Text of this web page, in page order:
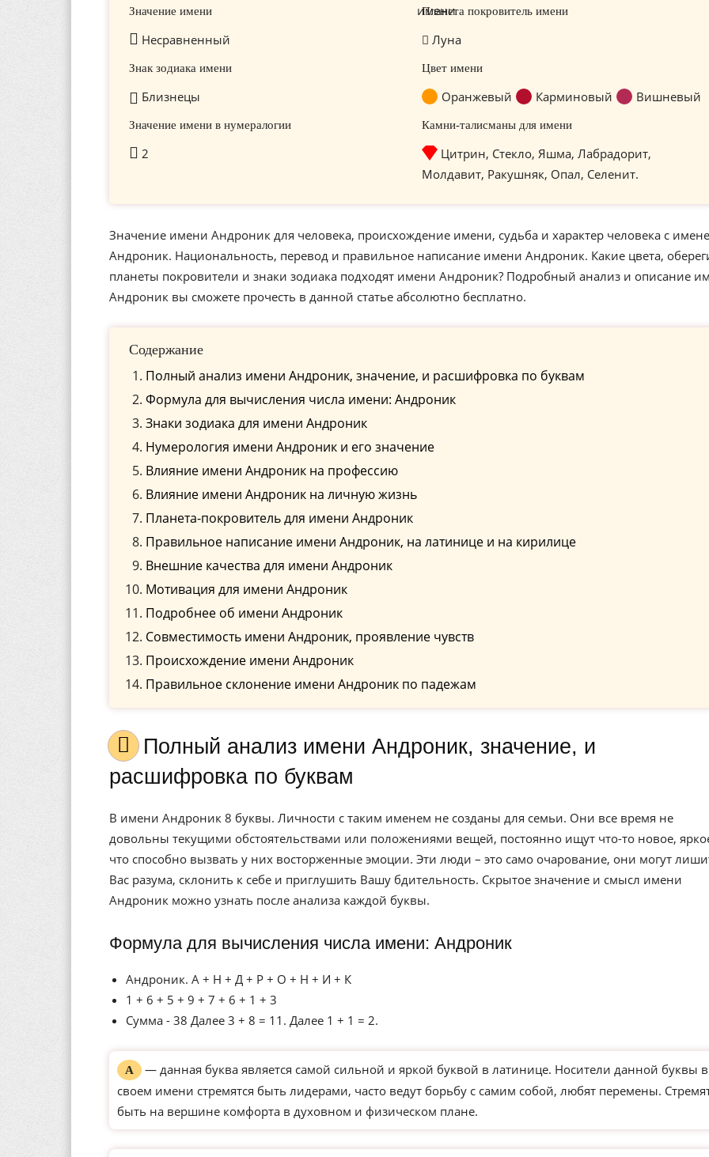
Значение имени
Несравненный
Планета покровитель имени
Луна
Знак зодиака имени
Близнецы
Цвет имени
Оранжевый Карминовый Вишневый
Значение имени в нумералогии
2
Камни-талисманы для имени
Цитрин, Стекло, Яшма, Лабрадорит,
Молдавит, Ракушняк, Опал, Селенит.
Значение имени Андроник для человека, происхождение имени, судьба и характер человека с
Андроник. Национальность, перевод и правильное написание имени Андроник. Какие цвета,
планеты покровители и знаки зодиака подходят имени Андроник? Подробный анализ и описание
Андроник вы сможете прочесть в данной статье абсолютно бесплатно.
Содержание
Полный анализ имени Андроник, значение, и расшифровка по буквам
Формула для вычисления числа имени: Андроник
Знаки зодиака для имени Андроник
Нумерология имени Андроник и его значение
Влияние имени Андроник на профессию
Влияние имени Андроник на личную жизнь
Планета-покровитель для имени Андроник
Правильное написание имени Андроник, на латинице и на кирилице
Внешние качества для имени Андроник
Мотивация для имени Андроник
Подробнее об имени Андроник
Совместимость имени Андроник, проявление чувств
Происхождение имени Андроник
Правильное склонение имени Андроник по падежам
Полный анализ имени Андроник, значение, и
расшифровка по буквам
В имени Андроник 8 буквы. Личности с таким именем не созданы для семьи. Они все время не
довольны текущими обстоятельствами или положениями вещей, постоянно ищут что-то новое,
что способно вызвать у них восторженные эмоции. Эти люди – это само очарование, они могут
Вас разума, склонить к себе и приглушить Вашу бдительность. Скрытое значение и смысл имени
Андроник можно узнать после анализа каждой буквы.
Формула для вычисления числа имени: Андроник
Андроник. А + Н + Д + Р + О + Н + И + К
1 + 6 + 5 + 9 + 7 + 6 + 1 + 3
Сумма - 38 Далее 3 + 8 = 11. Далее 1 + 1 = 2.
А
— данная буква является самой сильной и яркой буквой в латинице. Носители данной буквы в
своем имени стремятся быть лидерами, часто ведут борьбу с самим собой, любят перемены.
быть на вершине комфорта в духовном и физическом плане.